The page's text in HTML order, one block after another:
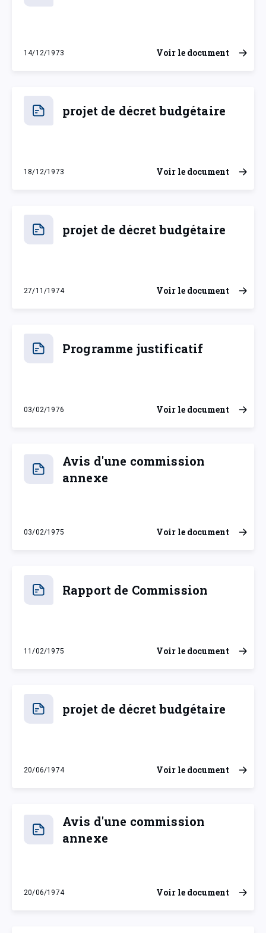
14/12/1973
vendredi 14 décembre 1973
Voir le document
projet de décret budgétaire
18/12/1973
mardi 18 décembre 1973
Voir le document
projet de décret budgétaire
27/11/1974
mercredi 27 novembre 1974
Voir le document
Programme justificatif
03/02/1976
mardi 3 février 1976
Voir le document
Avis d'une commission
annexe
03/02/1975
lundi 3 février 1975
Voir le document
Rapport de Commission
11/02/1975
mardi 11 février 1975
Voir le document
projet de décret budgétaire
20/06/1974
jeudi 20 juin 1974
Voir le document
Avis d'une commission
annexe
20/06/1974
jeudi 20 juin 1974
Voir le document